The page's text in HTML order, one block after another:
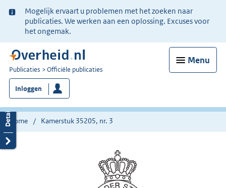
Ter
informatie:
Mogelijk ervaart u problemen met het zoeken naar
publicaties. We werken aan een oplossing. Excuses voor
het ongemak.
Menu
U
bent
nu
hier:
Publicaties Officiële publicaties
Inloggen
Home Kamerstuk 35205, nr. 3